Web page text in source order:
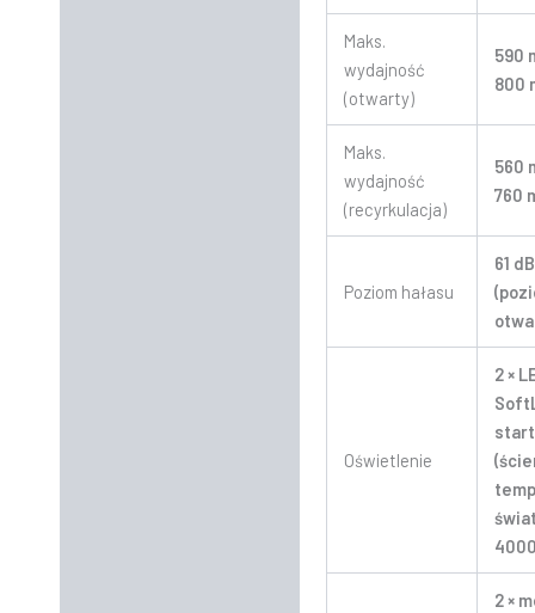
Maks.
wydajność
(otwarty)
590
800
Maks.
wydajność
(recyrkulacja)
560
760
Poziom hałasu
61
Oświetlenie
2 ×
2 ×